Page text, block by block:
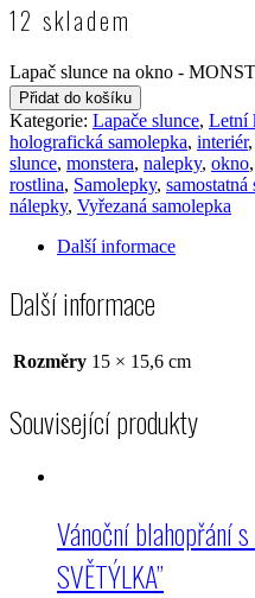
12 skladem
Lapač slunce na okno -
Přidat do košíku
Kategorie: Lapače slunce, Letní
holografická samolepka, interiér,
slunce, monstera, nalepky, okno,
rostlina, Samolepky, samostatná
nálepky, Vyřezaná samolepka
Další informace
Další informace
Rozměry 15 × 15,6 cm
Související produkty
Vánoční blahopřání
SVĚTÝLKA”